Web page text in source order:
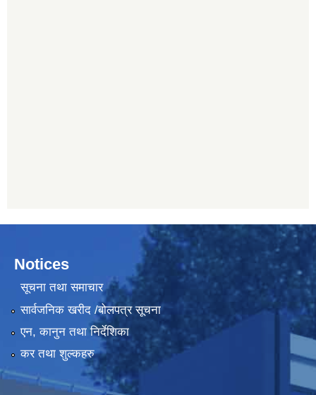
Notices
सूचना तथा समाचार
सार्वजनिक खरीद /बोलपत्र सूचना
एन, कानुन तथा निर्देशिका
कर तथा शुल्कहरु